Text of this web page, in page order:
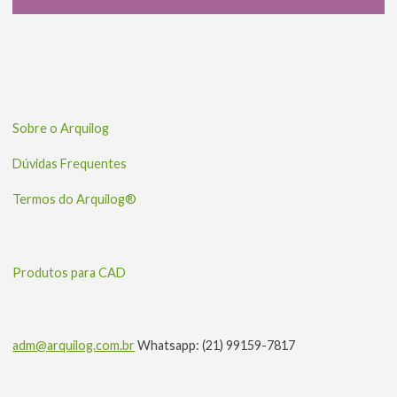
Sobre o Arquilog
Dúvidas Frequentes
Termos do Arquilog®
Produtos para CAD
adm@arquilog.com.brWhatsapp: (21) 99159-7817